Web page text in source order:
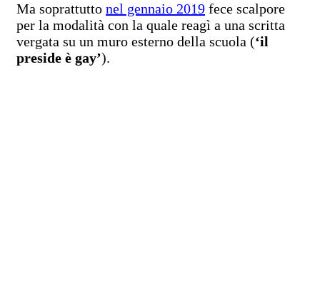
Ma soprattutto nel gennaio 2019 fece scalpore
per la modalità con la quale reagì a una scritta
vergata su un muro esterno della scuola (‘il
preside è gay’).